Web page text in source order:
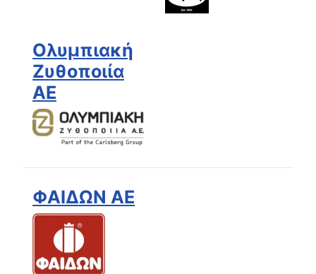
Ολυμπιακή
Ζυθοποιία
ΑΕ
ΦΑΙΔΩΝ ΑΕ